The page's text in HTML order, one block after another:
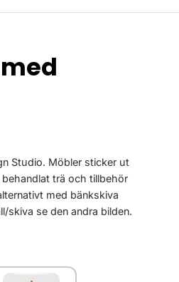
Studio. Möbler sticker ut
trä och tillbehör
med bänkskiva
skiva se den andra bilden.